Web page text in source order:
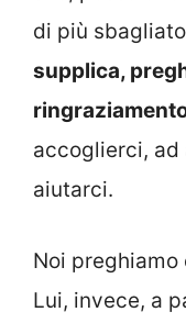
di più
supplica,
accoglierci, ad
aiutarci.
Noi preghiamo
Lui, invece, a